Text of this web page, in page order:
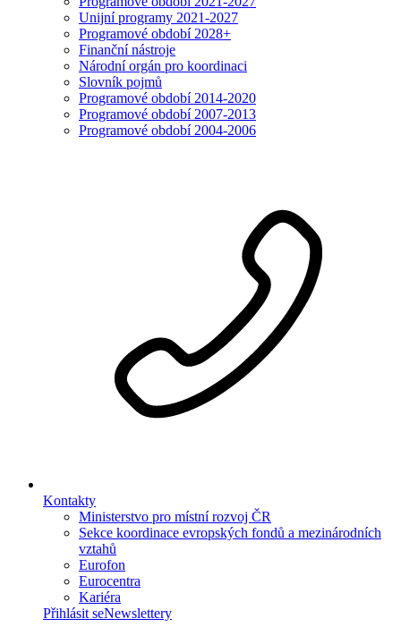
Unijní programy 2021-2027
Programové období 2028+
Finanční nástroje
Národní orgán pro koordinaci
Slovník pojmů
Programové období 2014-2020
Programové období 2007-2013
Programové období 2004-2006
Kontakty
Ministerstvo pro místní rozvoj ČR
Sekce koordinace evropských fondů a mezinárodních
vztahů
Eurofon
Eurocentra
Kariéra
Přihlásit seNewslettery